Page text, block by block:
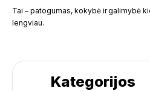
Tai – patogumas, kokybė ir galimybė
lengviau.
Kategorijos